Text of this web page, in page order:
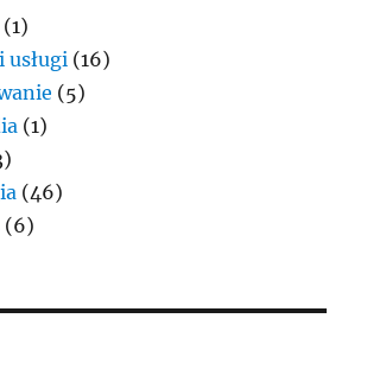
(1)
usługi (16)
(5)
(1)
(46)
(6)